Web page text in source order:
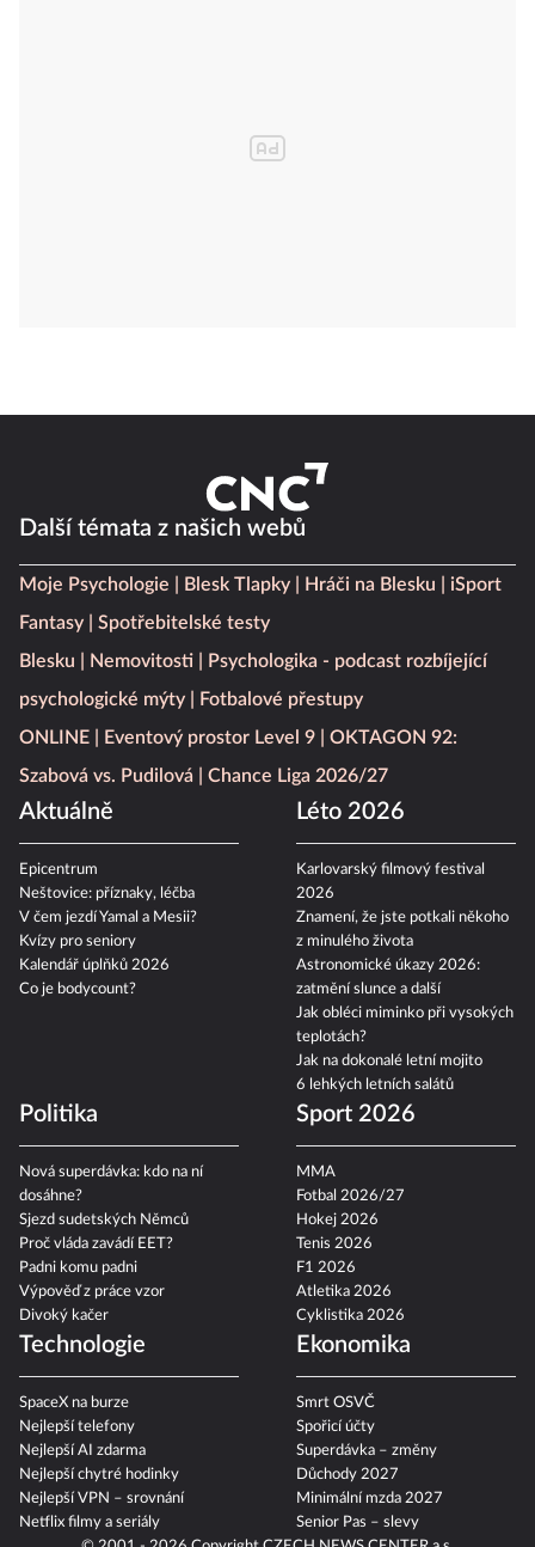
Další témata z našich webů
Moje Psychologie Blesk Tlapky Hráči na Blesku
iSport
Fantasy
Spotřebitelské testy
Blesku
Nemovitosti
Psychologika - podcast rozbíjející
psychologické mýty
Fotbalové přestupy
ONLINE
Eventový prostor Level 9
OKTAGON 92:
Szabová vs. Pudilová
Chance Liga 2026/27
Aktuálně
Epicentrum
Neštovice: příznaky, léčba
V čem jezdí Yamal a Mesii?
Kvízy pro seniory
Kalendář úplňků 2026
Co je bodycount?
Léto 2026
Karlovarský filmový festival
2026
Znamení, že jste potkali někoho
z minulého života
Astronomické úkazy 2026:
zatmění slunce a další
Jak obléci miminko při vysokých
teplotách?
Jak na dokonalé letní mojito
6 lehkých letních salátů
Politika
Nová superdávka: kdo na ní
dosáhne?
Sjezd sudetských Němců
Proč vláda zavádí EET?
Padni komu padni
Výpověď z práce vzor
Divoký kačer
Sport 2026
MMA
Fotbal 2026/27
Hokej 2026
Tenis 2026
F1 2026
Atletika 2026
Cyklistika 2026
Technologie
SpaceX na burze
Nejlepší telefony
Nejlepší AI zdarma
Nejlepší chytré hodinky
Nejlepší VPN – srovnání
Netflix filmy a seriály
Ekonomika
Smrt OSVČ
Spořicí účty
Superdávka – změny
Důchody 2027
Minimální mzda 2027
Senior Pas – slevy